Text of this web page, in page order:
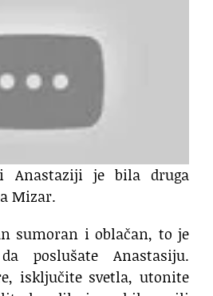
Anastaziji je bila druga
Mizar.
sumoran i oblačan, to je
poslušate Anastasiju.
isključite svetla, utonite